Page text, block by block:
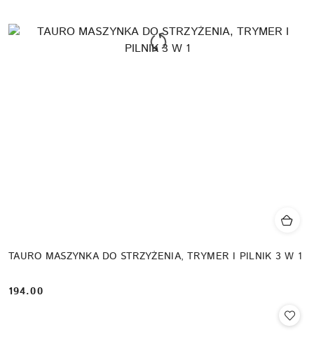
TAURO MASZYNKA DO STRZYŻENIA, TRYMER I PILNIK 3 W 1
Cena:
194.00